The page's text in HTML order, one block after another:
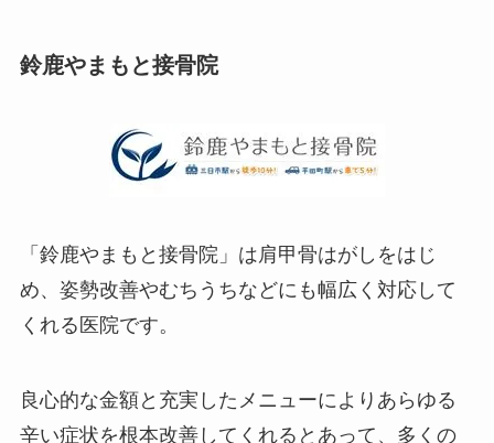
鈴鹿やまもと接骨院
「鈴鹿やまもと接骨院」は肩甲骨はがしをはじ
め、姿勢改善やむちうちなどにも幅広く対応して
くれる医院です。
良心的な金額と充実したメニューによりあらゆる
辛い症状を根本改善してくれるとあって、多くの